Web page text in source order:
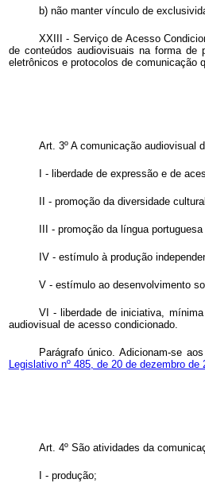
b) não manter vínculo de
XXIII - Serviço de Acesso
de conteúdos audiovisuais na forma de
eletrônicos e protocolos de comunicação
Art. 3º A comunicação audiovisual
I - liberdade de expressão e de
II - promoção da diversidade
III - promoção da língua
IV - estímulo à produção
V - estímulo ao desenvolvimento
VI - liberdade de iniciativa,
audiovisual de acesso condicionado.
Parágrafo único. Adicionam-se
Legislativo nº 485, de 20 de dezembro de
Art. 4º São atividades da
I - produção;